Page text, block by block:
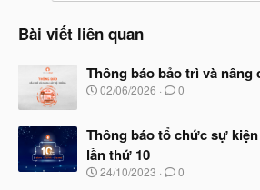
Bài viết liên quan
Thông báo bảo trì và nâng
N
y
ắ
t
02/06/2026 0
Thông báo tổ chức sự
lần thứ 10
N
24/10/2023 0